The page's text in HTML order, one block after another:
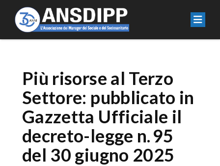
Più risorse al Terzo
Settore: pubblicato in
Gazzetta Ufficiale il
decreto-legge n. 95
del 30 giugno 2025